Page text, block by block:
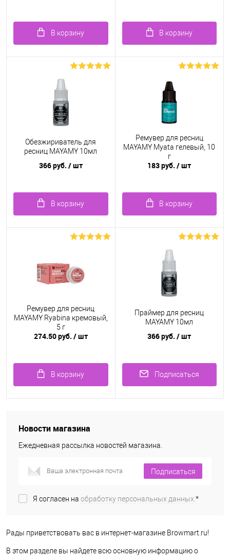
В корзину В корзину
Обезжириватель для
ресниц MAYAMY 10мл
366 руб. / шт
В корзину
Ремувер для ресниц
MAYAMY Myata гелевый, 10
г
183 руб./ шт
В корзину
Ремувер для ресниц
MAYAMY Ryabina кремовый,
5 г
274.50 руб. / шт
В корзину
Праймер для ресниц
MAYAMY 10мл
366 руб./ шт
Подписаться
Новости магазина
Ежедневная рассылка новостей магазина.
Подписаться
Я согласен на обработку персональных данных. *
Рады приветствовать вас в интернет-магазине Browmart.ru!
В этом разделе вы найдете всю основную информацию о